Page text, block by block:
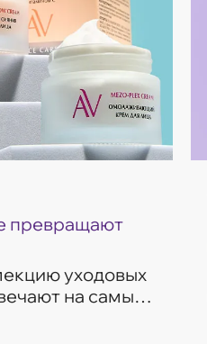
превращают
уходовых
на самые